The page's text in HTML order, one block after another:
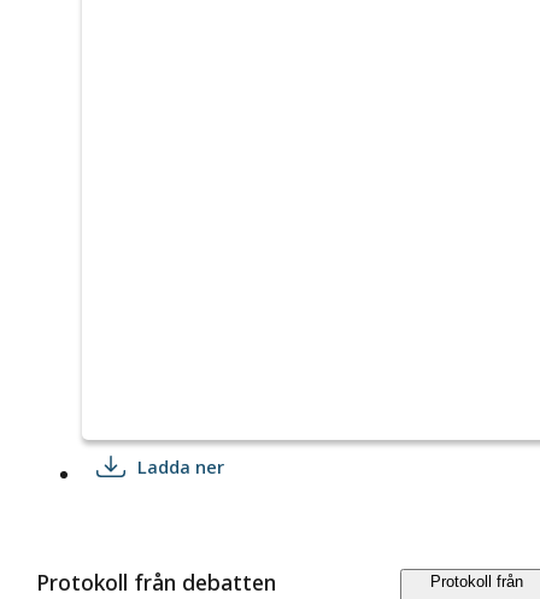
Ladda ner
Protokoll från debatten
Protokoll från